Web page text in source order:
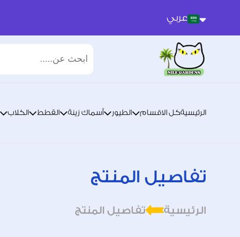
عربي
عربي
انجليزي
الرئيسيةكل الاقسام الطيور أسماك زينة القطط الكلاب
تفاصيل المنتج
الرئيسية تفاصيل المنتج